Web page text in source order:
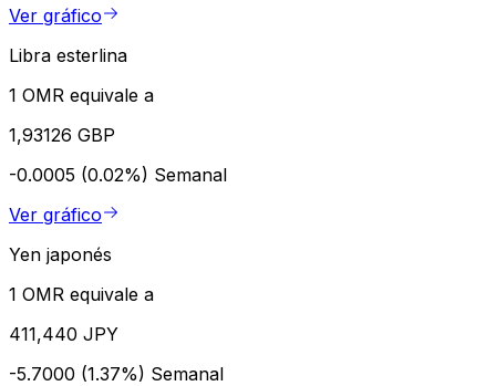
Ver gráfico
Libra esterlina
1 OMR equivale a
1,93126 GBP
-0.0005 (0.02%) Semanal
Ver gráfico
Yen japonés
1 OMR equivale a
411,440 JPY
-5.7000 (1.37%) Semanal